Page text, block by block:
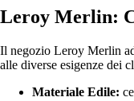
Leroy Merlin:
Il negozio Leroy Merlin
alle diverse esigenze dei
Materiale Edile: